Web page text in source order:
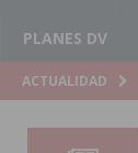
PLANES DV
ACTUALIDAD